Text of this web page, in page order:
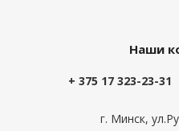
Наши
+ 375 17 323-23-31
г. Минск,